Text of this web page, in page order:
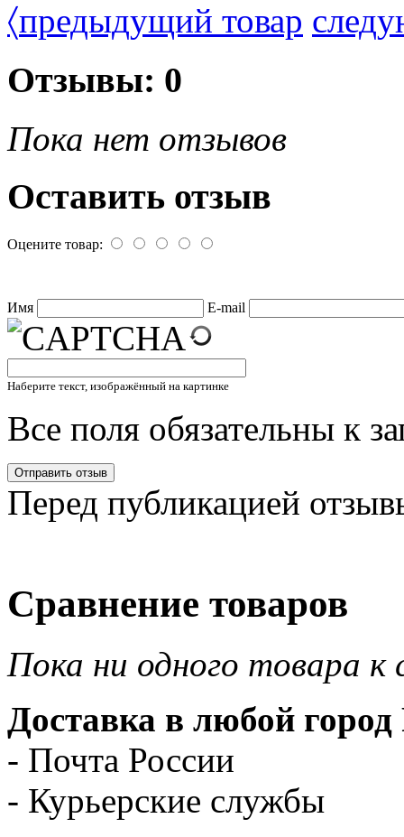
〈предыдущий товар
Отзывы: 0
Пока нет отзывов
Оставить отзыв
Оцените товар:
Имя E-mail
Наберите текст, изображённый на картинке
Все поля обязательны к
Перед публикацией
Сравнение товаров
Пока ни одного товара к
Доставка в любой город
- Почта России
- Курьерские службы